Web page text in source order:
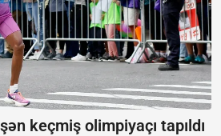
keçmiş olimpiyaçı tapıldı